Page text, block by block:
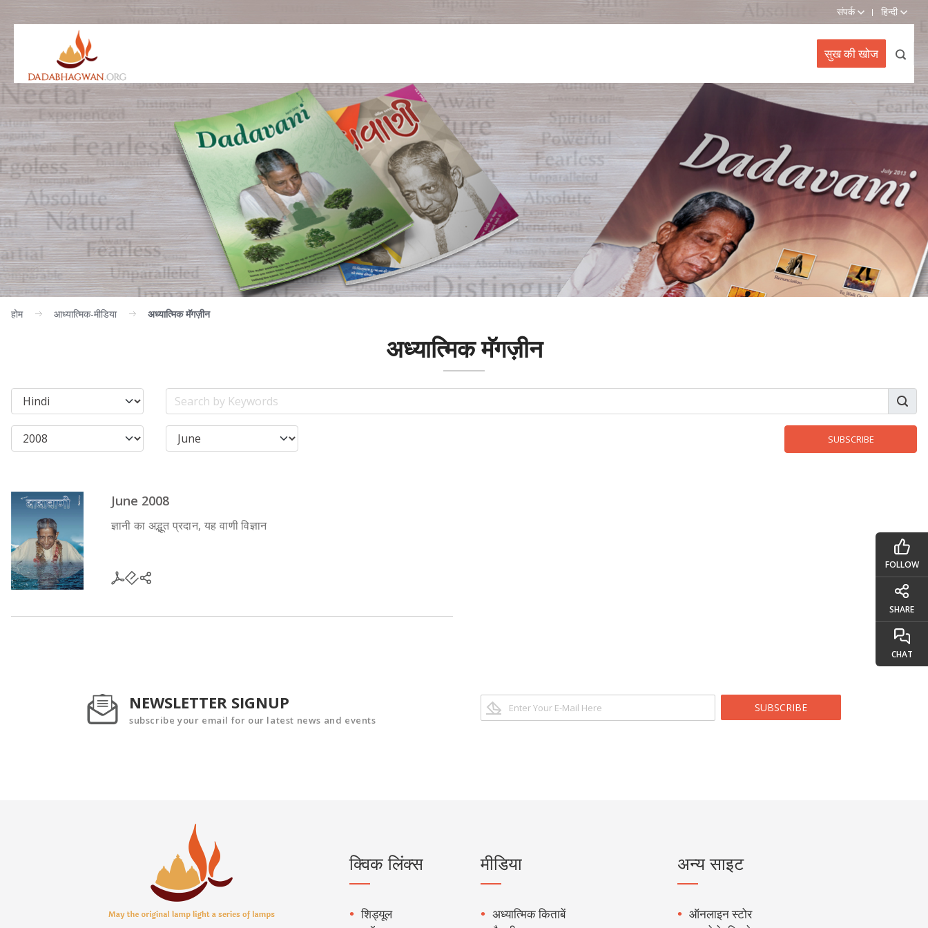
संपर्क हिन्दी
सुख की खोज
होम आध्यात्मिक-मीडिया अध्यात्मिक मॅगज़ीन
अध्यात्मिक मॅगज़ीन
June 2008
ज्ञानी का अद्भूत प्रदान, यह वाणी विज्ञान
NEWSLETTER SIGNUP
subscribe your email for our latest news and events
SUBSCRIBE
क्विक लिंक्स
शिड्यूल
मीडिया
अध्यात्मिक किताबें
अन्य साइट
ऑनलाइन स्टोर
FOLLOW
SHARE
CHAT